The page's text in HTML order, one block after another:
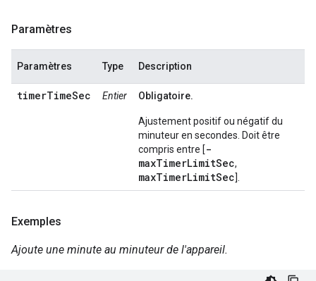
Paramètres
Paramètres Type Description
timerTimeSec Entier Obligatoire.
Ajustement positif ou négatif du
minuteur en secondes. Doit être
compris entre [-
maxTimerLimitSec,
maxTimerLimitSec].
Exemples
Ajoute une minute au minuteur de l'appareil.